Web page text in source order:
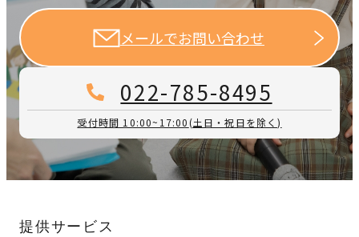
メールでお問い合わせ
022-785-8495
受付時間 10:00~17:00(土日・祝日を除く)
提供サービス